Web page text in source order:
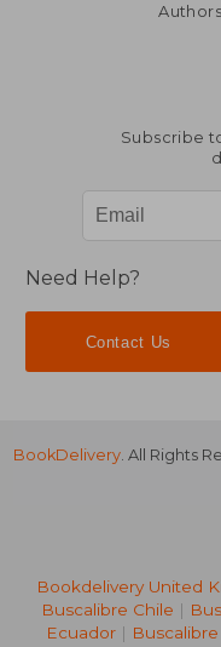
Subscribe
Need Help?
Contact Us
BookDelivery. All Rights
Bookdelivery United
Buscalibre Chile |
Ecuador |